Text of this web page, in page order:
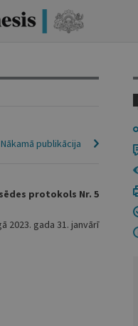
Nākamā publikācija
protokols Nr. 5
2023. gada 31. janvārī